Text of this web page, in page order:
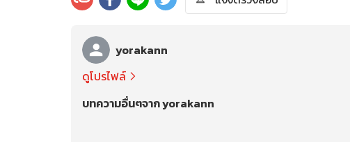
yorakann
ดูโปรไฟล์
บทความอื่นๆจาก yorakann